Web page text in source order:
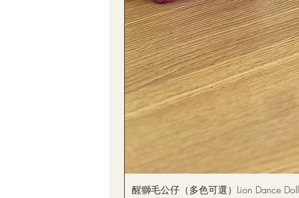
醒獅毛公仔（多色可選）Lion Dance Doll